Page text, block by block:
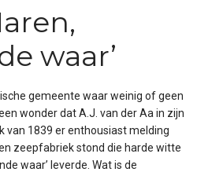
waar’
gemeente waar weinig of geen
wonder dat A.J. van der Aa in zijn
van 1839 er enthousiast melding
zeepfabriek stond die harde witte
waar’ leverde. Wat is de